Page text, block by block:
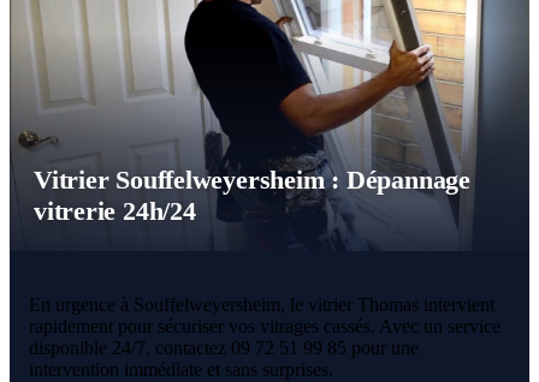
Vitrier Souffelweyersheim : Dépannage
vitrerie 24h/24
En urgence à Souffelweyersheim, le vitrier Thomas intervient
rapidement pour sécuriser vos vitrages cassés. Avec un service
disponible 24/7, contactez 09 72 51 99 85 pour une
intervention immédiate et sans surprises.